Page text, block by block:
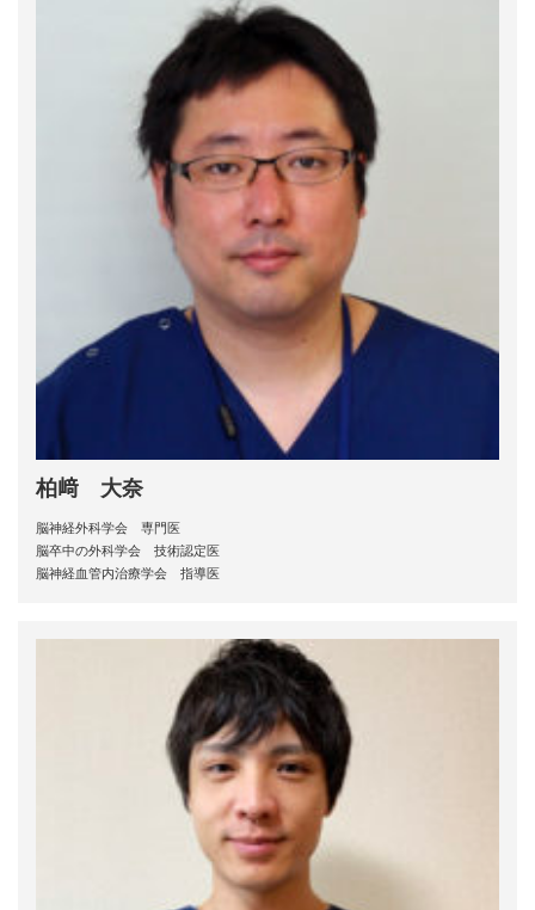
柏﨑 大奈
脳神経外科学会 専門医
脳卒中の外科学会 技術認定医
脳神経血管内治療学会 指導医